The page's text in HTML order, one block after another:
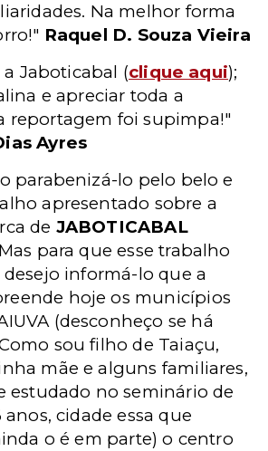
Na melhor forma
Raquel D. Souza Vieira
Jaboticabal (clique aqui);
e apreciar toda a
reportagem foi supimpa!"
Ayres
parabenizá-lo pelo belo e
apresentado sobre a
de JABOTICABAL
para que esse trabalho
informá-lo que a
hoje os municípios
(desconheço se há
sou filho de Taiaçu,
mãe e alguns familiares,
estudado no seminário de
cidade essa que
o é em parte) o centro